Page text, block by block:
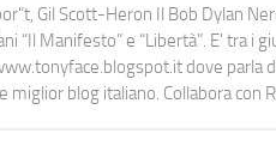
Gil Scott-Heron Il Bob Dylan
“Il Manifesto” e “Libertà”. E' tra i
dove parla
miglior blog italiano. Collabora con